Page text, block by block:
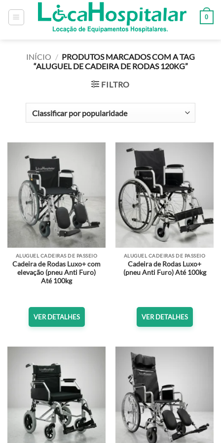
0
INÍCIO / PRODUTOS MARCADOS COM A TAG
“ALUGUEL DE CADEIRA DE RODAS 120KG”
FILTRO
ALUGUEL CADEIRAS DE PASSEIO
Cadeira de Rodas Luxo+ com
elevação (pneu Anti Furo)
Até 100kg
VER DETALHES
ALUGUEL CADEIRAS DE PASSEIO
Cadeira de Rodas Luxo+
(pneu Anti Furo) Até 100kg
VER DETALHES